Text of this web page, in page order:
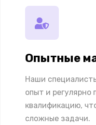
Опытные
Наши
опыт и регулярно
квалификацию,
сложные задачи.